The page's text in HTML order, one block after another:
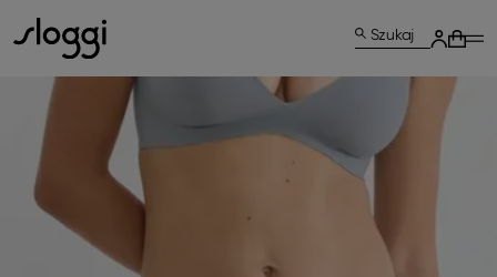
Szukaj